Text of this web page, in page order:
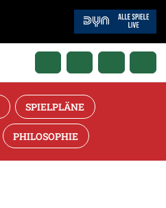
SPIELPLÄNE
PHILOSOPHIE